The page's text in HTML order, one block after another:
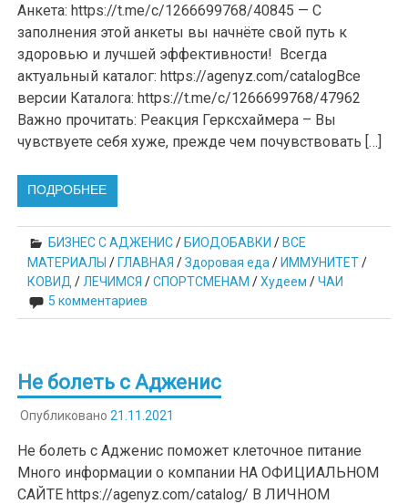
Анкета: https://t.me/c/1266699768/40845 — С
заполнения этой анкеты вы начнёте свой путь к
здоровью и лучшей эффективности! Всегда
актуальный каталог: https://agenyz.com/catalogВсе
версии Каталога: https://t.me/c/1266699768/47962
Важно прочитать: Реакция Герксхаймера – Вы
чувствуете себя хуже, прежде чем почувствовать […]
ПОДРОБНЕЕ
БИЗНЕС С АДЖЕНИС/ БИОДОБАВКИ / ВСЕ
МАТЕРИАЛЫ / ГЛАВНАЯ /Здоровая еда / ИММУНИТЕТ/
КОВИД / ЛЕЧИМСЯ /СПОРТСМЕНАМ /Худеем /ЧАИ
5 комментариев
Не болеть с Адженис
Опубликовано 21.11.2021
Не болеть с Адженис поможет клеточное питание
Много информации о компании НА ОФИЦИАЛЬНОМ
САЙТЕ https://agenyz.com/catalog/ В ЛИЧНОМ